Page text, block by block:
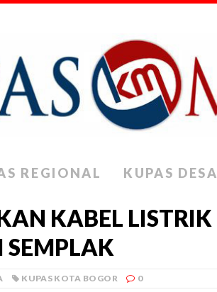
REGIONAL KUPAS DESA
KABEL LISTRIK
SEMPLAK
KUPAS KOTA BOGOR 0